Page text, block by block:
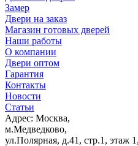
Замер
Двери на заказ
Магазин готовых дверей
Наши работы
О компании
Двери оптом
Гарантия
Контакты
Новости
Статьи
Адрес: Москва,
м.Медведково,
ул.Полярная, д.41, стр.1,